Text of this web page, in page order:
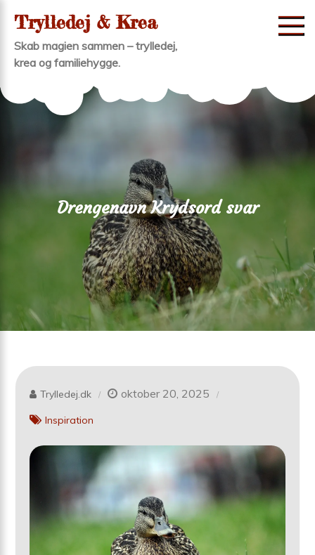
content
Trylledej & Krea
Skab magien sammen – trylledej,
krea og familiehygge.
Drengenavn Krydsord svar
Trylledej.dk oktober 20, 2025
Inspiration